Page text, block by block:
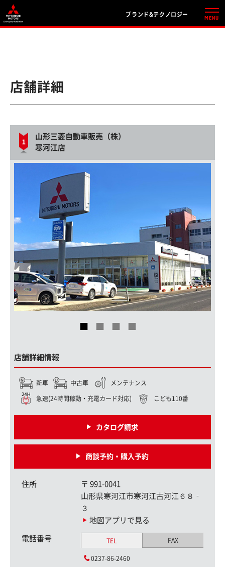
ブランド&テクノロジー
店舗詳細
山形三菱自動車販売（株）
寒河江店
店舗詳細情報
新車 中古車 メンテナンス
急速(24時間稼動・充電カード対応) こども110番
カタログ請求
商談予約・購入予約
住所 〒 991-0041
山形県寒河江市寒河江古河江６８‐
３
地図アプリで見る
電話番号 TEL FAX
0237-86-2460